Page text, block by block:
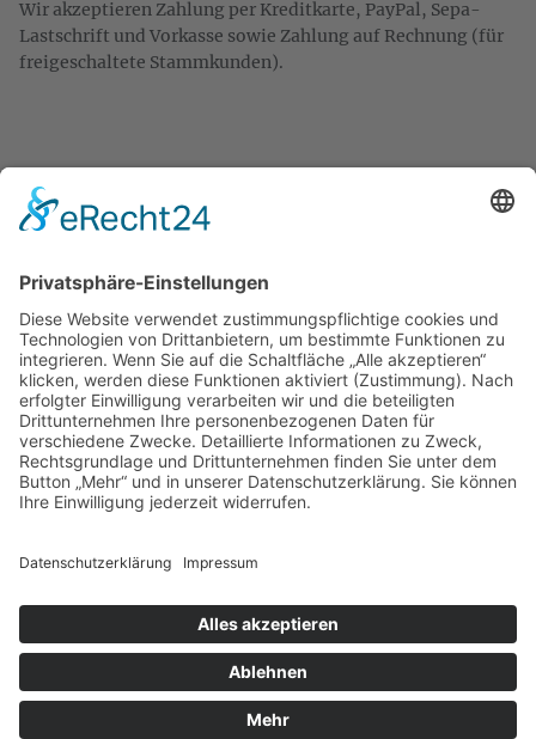
Wir akzeptieren Zahlung per Kreditkarte, PayPal, Sepa-
Lastschrift und Vorkasse sowie Zahlung auf Rechnung (für
freigeschaltete Stammkunden).
KONTAKT
Spezialitäten aus Österreich
Daimlerstr. 21
50859 Köln
Telefon: 02234 802701
Fax: 02234 986145
Abholung und Verkauf
im Lagerausschließlich
nach Termin­vereinbarung.
Bezahlung & Versand Kontakt
Datenschutz
AGB Widerruf
Vertrag widerrufen